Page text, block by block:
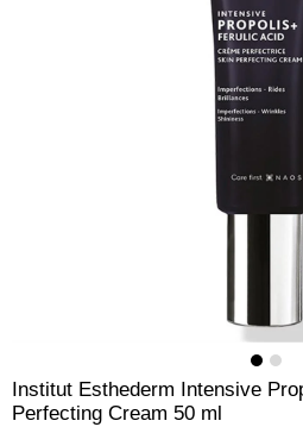
Institut Esthederm Intensive
Perfecting Cream 50 ml